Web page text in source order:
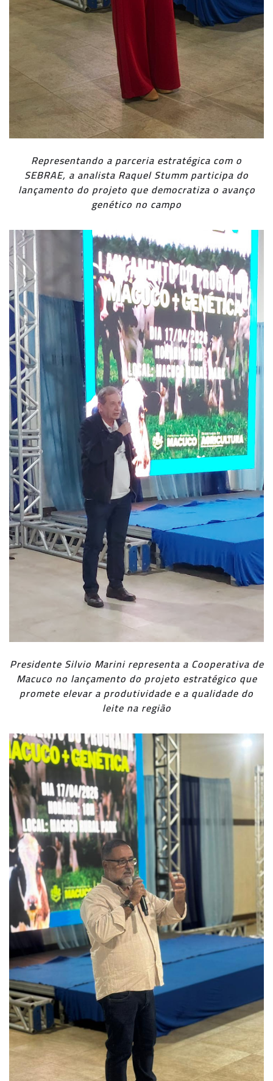
Representando a parceria estratégica com o
SEBRAE, a analista Raquel Stumm participa do
lançamento do projeto que democratiza o avanço
genético no campo
Presidente Silvio Marini representa a Cooperativa de
Macuco no lançamento do projeto estratégico que
promete elevar a produtividade e a qualidade do
leite na região